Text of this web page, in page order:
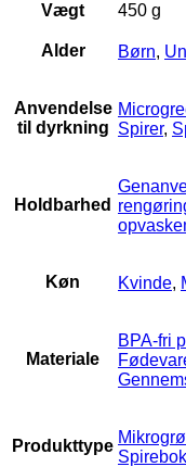
Vægt 450 g
Alder Børn,
Anvendelse
til dyrkning Spirer,
Holdbarhed
Køn Kvinde,
Materiale
BPA-fri
Produkttype